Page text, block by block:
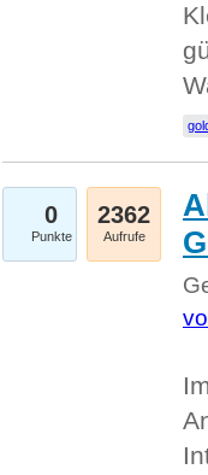
0
Punkte
2362
Aufrufe